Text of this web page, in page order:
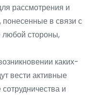
рассмотрения и
в связи с
любой стороны,
каких-
вести активные
и